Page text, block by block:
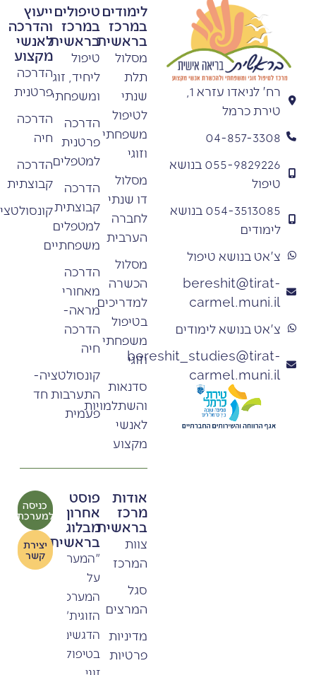
טירת כרמל
04-857-3308
055-9829226 בנושא
טיפול
054-3513085 בנושא
לימודים
צ'אט בנושא טיפול
bereshit@tirat-
carmel.muni.il
צ'אט בנושא לימודים
bereshit_studies@tirat-
carmel.muni.il
לימודים
במרכז
בראשית
מסלול
תלת
שנתי
לטיפול
משפחתי
וזוגי
מסלול
דו שנתי
לחברה
הערבית
מסלול
הכשרה
למדריכים
בטיפול
משפחתי
וזוגי
סדנאות
והשתלמויות
לאנשי
מקצוע
טיפולים
במרכז
בראשית
טיפול
ליחיד, זוג
ומשפחתי
הדרכה
פרטנית
למטפלים
הדרכה
קבוצתית
למטפלים
משפחתיים
הדרכה
מאחורי
מראה-
הדרכה
חיה
קונסולטציה-
התערבות חד
פעמית
ייעוץ
והדרכה
לאנשי
מקצוע
הדרכה
פרטנית
הדרכה
חיה
הדרכה
קבוצתית
קונסולטציה
אודות
מרכז
בראשית
צוות
המרכז
סגל
המרצים
מדיניות
פרטיות
פוסט
אחרון
מבלוג
בראשית
"המערכה
על
המערכת
הזוגית"
הדגשים
בטיפול
כניסה
למערכת
יצירת
קשר